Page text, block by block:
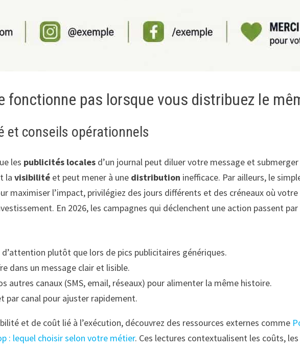
fonctionne pas lorsque vous distribuez le
et conseils opérationnels
les publicités locales d’un journal peut diluer votre message et
lavisibilité et peut mener à une distribution inefficace. Par ailleurs, le
maximiser l’impact, privilégiez des jours différents et des créneaux où
En 2026, les campagnes qui déclenchent une action passent
plutôt que lors de pics publicitaires génériques.
dans un message clair et lisible.
autres canaux (SMS, email, réseaux) pour alimenter la même histoire.
par canal pour ajuster rapidement.
et de coût lié à l’exécution, découvrez des ressources externes comme
: lequel choisir selon votre métier. Ces lectures contextualisent les coûts,